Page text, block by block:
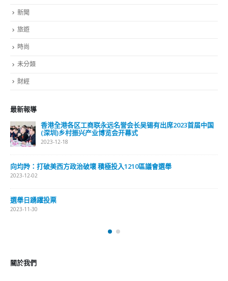
新聞
旅遊
時尚
未分類
財經
最新報導
香港全港各区工商联永远名誉会长吴锡有出席2023首届中国
(深圳)乡村振兴产业博览会开幕式
2023-12-18
向均羚：打破美西方政治破壞 積極投入1210區議會選舉
2023-12-02
選舉日踴躍投票
2023-11-30
關於我們